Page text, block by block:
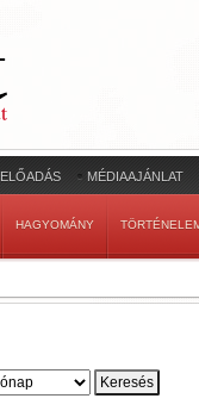
ELŐADÁS MÉDIAAJÁNLAT
HAGYOMÁNY